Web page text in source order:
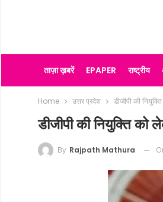
ताज़ा ख़बरें EPAPER राष्ट्रीय
Home उत्तर प्रदेश डीजीपी की
डीजीपी की नियुक्ति
By Rajpath Mathura